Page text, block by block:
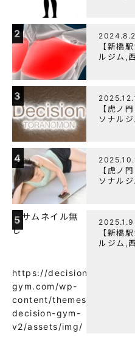
2
【新橋
ルジム,
3
【虎ノ
ソナル
4
【虎ノ
ソナル
5
https://decision-
gym.com/wp-
content/themes/wp-
decision-gym-
v2/assets/img/
2025.1.9
【新橋
ルジム,